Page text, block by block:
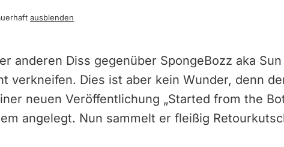
ausblenden
anderen Diss gegenüber SpongeBozz aka
verkneifen. Dies ist aber kein Wunder, denn
neuen Veröffentlichung „Started from the
angelegt. Nun sammelt er fleißig